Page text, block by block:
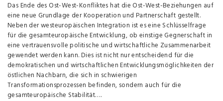
Das Ende des Ost-West-Konfliktes hat die Ost-West-Beziehungen auf
eine neue Grundlage der Kooperation und Partnerschaft gestellt.
Neben der westeuropäischen Integration ist es eine Schlüsselfrage
für die gesamteuropäische Entwicklung, ob einstige Gegnerschaft in
eine vertrauensvolle politische und wirtschaftliche Zusammenarbeit
gewendet werden kann. Dies ist nicht nur entscheidend für die
demokratischen und wirtschaftlichen Entwicklungsmöglichkeiten der
östlichen Nachbarn, die sich in schwierigen
Transformationsprozessen befinden, sondern auch für die
gesamteuropäische Stabilität….